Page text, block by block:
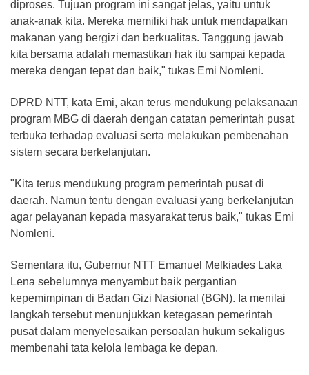
diproses. Tujuan program ini sangat jelas, yaitu untuk
anak-anak kita. Mereka memiliki hak untuk mendapatkan
makanan yang bergizi dan berkualitas. Tanggung jawab
kita bersama adalah memastikan hak itu sampai kepada
mereka dengan tepat dan baik," tukas Emi Nomleni.
DPRD NTT, kata Emi, akan terus mendukung pelaksanaan
program MBG di daerah dengan catatan pemerintah pusat
terbuka terhadap evaluasi serta melakukan pembenahan
sistem secara berkelanjutan.
"Kita terus mendukung program pemerintah pusat di
daerah. Namun tentu dengan evaluasi yang berkelanjutan
agar pelayanan kepada masyarakat terus baik," tukas Emi
Nomleni.
Sementara itu, Gubernur NTT Emanuel Melkiades Laka
Lena sebelumnya menyambut baik pergantian
kepemimpinan di Badan Gizi Nasional (BGN). Ia menilai
langkah tersebut menunjukkan ketegasan pemerintah
pusat dalam menyelesaikan persoalan hukum sekaligus
membenahi tata kelola lembaga ke depan.